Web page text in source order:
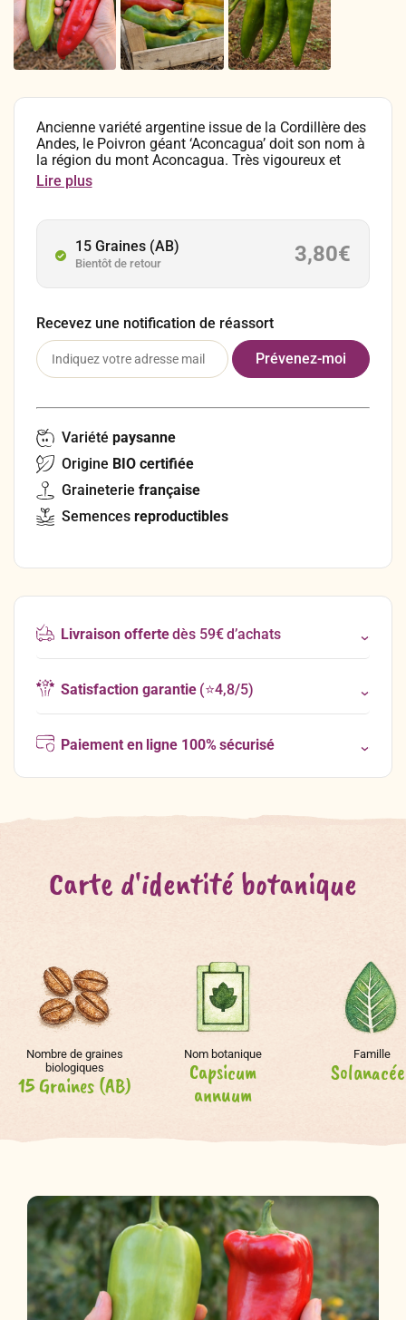
Ancienne variété argentine issue de la Cordillère des
Andes, le Poivron géant ‘Aconcagua’ doit son nom à
la région du mont Aconcagua. Très vigoureux et
productif, chaque plant peut donner jusqu’à 30
fruits coniques géants, allongés, de 25 à 30 cm.
orange, puis rouge. Sa chair épaisse, douce, juteuse
et sucrée est un vrai atout.
Lire plus
15 Graines (AB)
Bientôt de retour 3,80€
Recevez une notification de réassort
Variété paysanne
Origine BIO certifiée
Graineterie française
Semences reproductibles
Livraison offertedès 59€ d’achats
Satisfaction garantie(⭐4,8/5)
Paiement en ligne 100% sécurisé
Carte d'identité botanique
Nombre de graines
biologiques
15 Graines (AB)
Nom botanique
Capsicum
annuum
Famille